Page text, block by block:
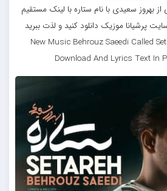
بهروز سعیدی با نام ستاره با لینک مستقیم
پرشیانا موزیک دانلود کنید و لذت ببرید
New Music Behrouz Saeedi Called
Download And Lyrics Text In